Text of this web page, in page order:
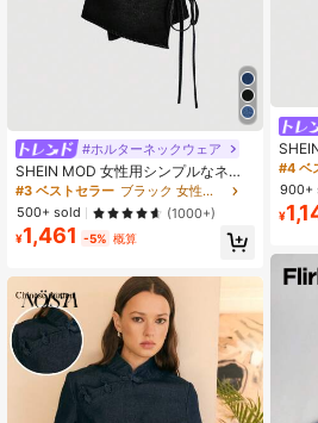
#ホルターネックウェア
SHEIN MOD 女性用シンプルなネク
タイ付きデニムカジュアルトップ、
デイリー着用に
#3 ベストセラー
ブラック 女性デニムトップス
500+ sold
(1000+)
¥1,461 -5% 概算
デニ
ン、
#4 ベ
900+
¥